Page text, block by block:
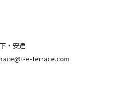
・安達
e-terrace.com